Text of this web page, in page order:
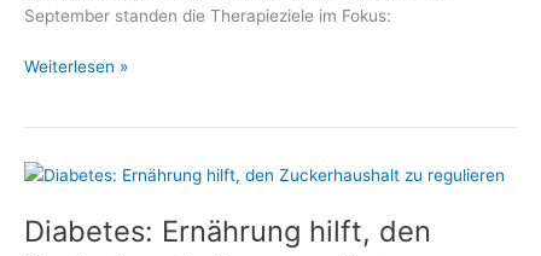
September standen die Therapieziele im Fokus:
„Wissen
zählt:
unter
7
Weiterlesen »
Diabetes: Ernährung hilft, den